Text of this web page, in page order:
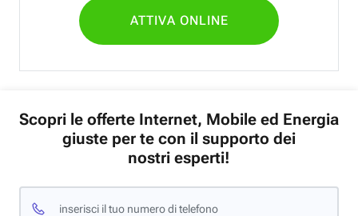
ATTIVA ONLINE
Scopri le offerte Internet, Mobile ed Energia
giuste per te con il supporto dei
nostri esperti!
inserisci il tuo numero di telefono